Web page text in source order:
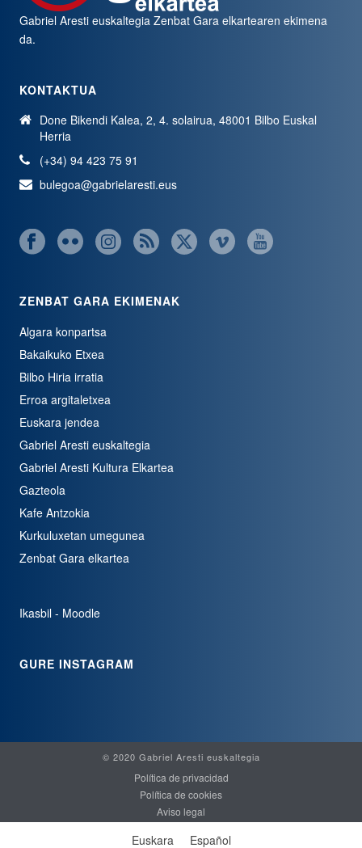
Gabriel Aresti euskaltegiaZenbat Gara elkartearen ekimena
da.
KONTAKTUA
Done Bikendi Kalea, 2, 4. solairua, 48001 Bilbo Euskal
Herria
(+34) 94 423 75 91
bulegoa@gabrielaresti.eus
ZENBAT GARA EKIMENAK
Algara konpartsa
Bakaikuko Etxea
Bilbo Hiria irratia
Erroa argitaletxea
Euskara jendea
Gabriel Aresti euskaltegia
Gabriel Aresti Kultura Elkartea
Gazteola
Kafe Antzokia
Kurkuluxetan umegunea
Zenbat Gara elkartea
Ikasbil - Moodle
GURE INSTAGRAM
© 2020 Gabriel Aresti euskaltegia
Política de privacidad
Política de cookies
Aviso legal
Euskara Español